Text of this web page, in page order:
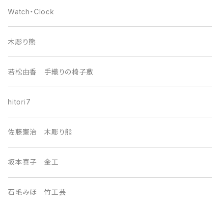
europa
india
nordic
southeast Asia
east asia
Central Asia
U.S.A
Watch・Clock
木彫り熊
若松由香 手織りの椅子敷
hitori7
佐藤憲治 木彫り熊
坂本喜子 金工
石毛みほ 竹工芸